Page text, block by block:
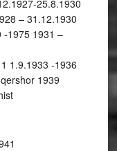
25.8.1930
– 31.12.1930
-1975 1931 –
1.9.1933 -1936
1939